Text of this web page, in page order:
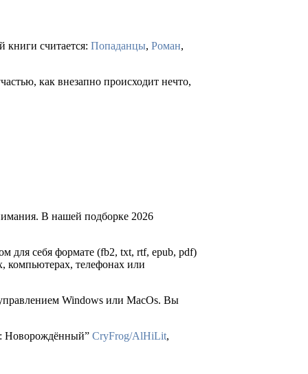
книги считается: Попаданцы, Роман,
как внезапно происходит нечто,
В нашей подборке 2026
для себя формате (fb2, txt, rtf, epub, pdf)
компьютерах, телефонах или
Windows или MacOs. Вы
Новорождённый” CryFrog/AlHiLit,